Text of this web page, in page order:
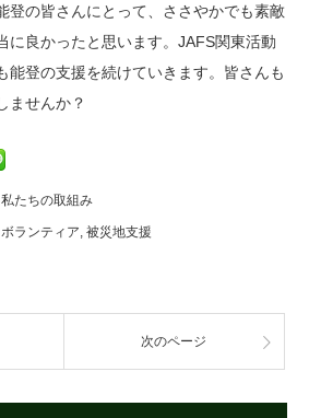
の皆さんにとって、ささやかでも素敵
に良かったと思います。JAFS関東活動
能登の支援を続けていきます。皆さんも
ませんか？
私たちの取組み
ボランティア, 被災地支援
次のページ